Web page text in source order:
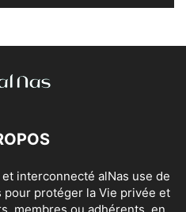
interconnecté alNas use de
protéger la Vie privée et